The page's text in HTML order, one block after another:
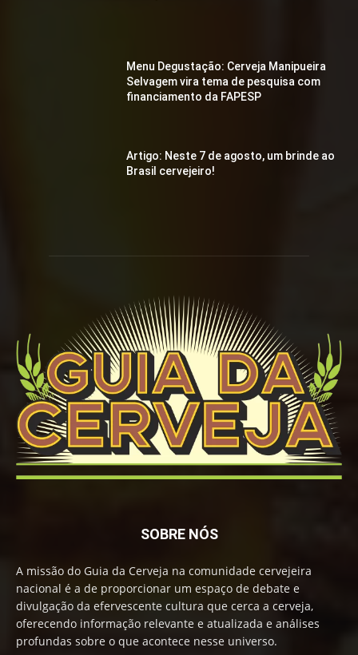
Menu Degustação: Cerveja Manipueira
Selvagem vira tema de pesquisa com
financiamento da FAPESP
Artigo: Neste 7 de agosto, um brinde ao
Brasil cervejeiro!
SOBRE NÓS
A missão do Guia da Cerveja na comunidade cervejeira
nacional é a de proporcionar um espaço de debate e
divulgação da efervescente cultura que cerca a cerveja,
oferecendo informação relevante e atualizada e análises
profundas sobre o que acontece nesse universo.